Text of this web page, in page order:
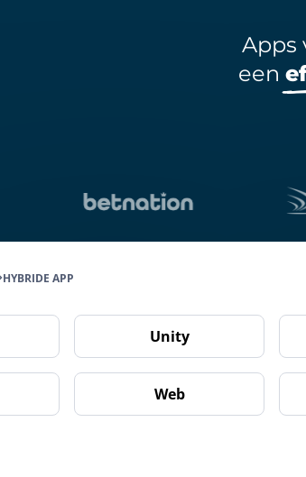
Apps
een
HYBRIDE APP
Unity
Web